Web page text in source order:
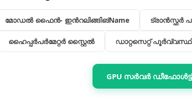
മോഡല്‍ ഫൈന്‍- ഇന്‍റലിങ്ങിങ്Name ട്രാന്‍സ്ഫര്‍
ഹൈപ്പര്‍പര്‍മേറ്റര്‍ സ്റ്റൈല്‍ ഡാറ്റസെറ്റ്
GPU സര്‍വര്‍